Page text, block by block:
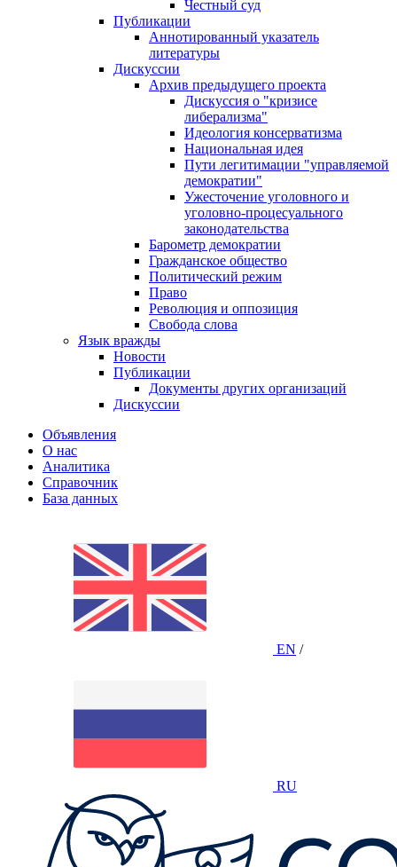
Честный суд
Публикации
Аннотированный указатель
литературы
Дискуссии
Архив предыдущего проекта
Дискуссия о "кризисе
либерализма"
Идеология консерватизма
Национальная идея
Пути легитимации "управляемой
демократии"
Ужесточение уголовного и
уголовно-процесуального
законодательства
Барометр демократии
Гражданское общество
Политический режим
Право
Революция и оппозиция
Свобода слова
Язык вражды
Новости
Публикации
Документы других организаций
Дискуссии
Объявления
О нас
Аналитика
Справочник
База данных
EN /
RU